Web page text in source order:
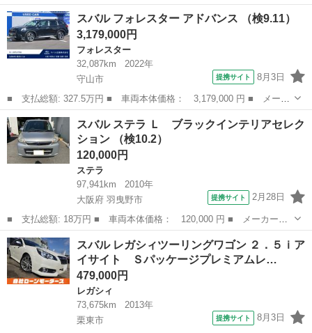
🐾✨ こんなお悩みはありませんか？🤔 ✅ 勤続年数が短い ✅ パー
ト・アルバイト勤務 ✅ 派遣社員・自営業 ✅ 専業主婦（主夫） ✅ 自
己破産...
滋賀 草津市
スバル フォレスター アドバンス （検9.11）
3,179,000円
フォレスター
32,087km
2022年
守山市
提携サイト 8月3日
■ 支払総額: 327.5万円 ■ 車両本体価格： 3,179,000 円 ■ メーカ
ー名： スバル ■ 車種名： フォレスター ■ グレード名： アド
バンス ■ 排気量： 2000cc ■ ドア枚数： 5D ■ ミッショ...
滋賀 守山市
スバル ステラ Ｌ ブラックインテリアセレク
ション （検10.2）
120,000円
ステラ
97,941km
2010年
大阪府 羽曳野市
提携サイト 2月28日
■ 支払総額: 18万円 ■ 車両本体価格： 120,000 円 ■ メーカー
名： スバル ■ 車種名： ステラ ■ グレード名： Ｌ ブラック
インテリアセレクション ■ 排気量： 660cc ■ ドア枚数： 5D ■
ミ...
大阪 羽曳野市
スバル レガシィツーリングワゴン ２．５ｉア
イサイト Ｓパッケージプレミアムレ…
479,000円
レガシィ
73,675km
2013年
栗東市
提携サイト 8月3日